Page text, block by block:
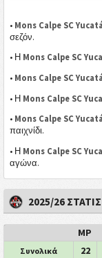
• Mons Calpe SC
σεζόν.
• Η Mons Calpe SC
• Mons Calpe SC
• Η Mons Calpe SC
• Mons Calpe SC
παιχνίδι.
• Η Mons Calpe SC
αγώνα.
2025/26
MP
Συνολικά 22